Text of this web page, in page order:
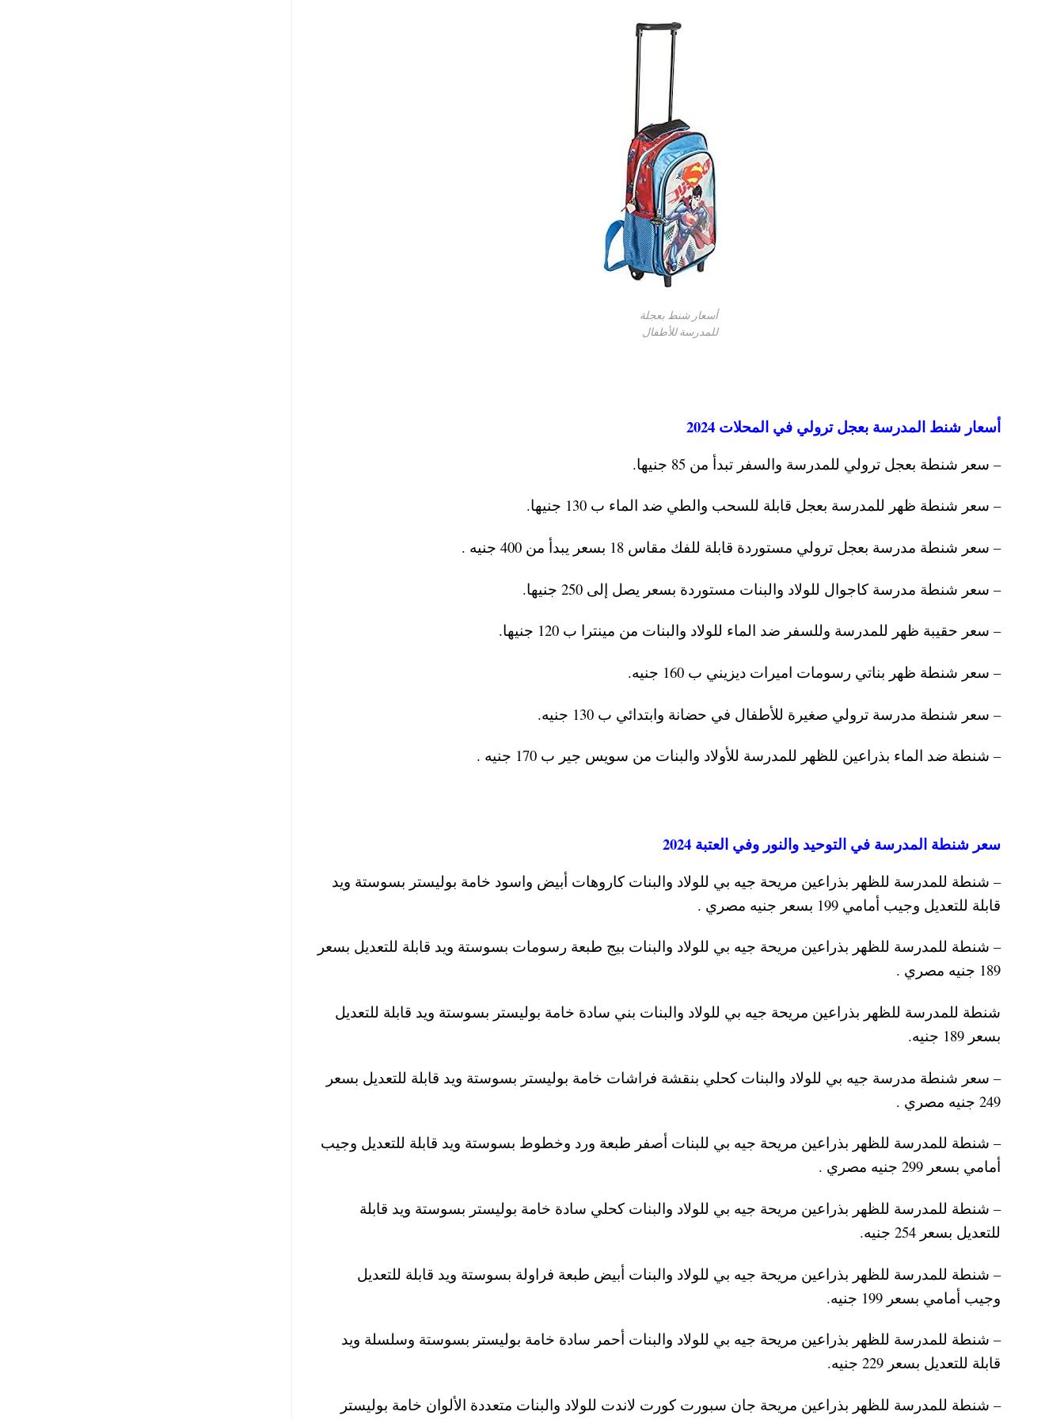
أسعار شنط بعجلة
للمدرسة للأطفال
أسعار شنط المدرسة بعجل ترولي في المحلات 2024
– سعر شنطة بعجل ترولي للمدرسة والسفر تبدأ من 85 جنيها.
– سعر شنطة ظهر للمدرسة بعجل قابلة للسحب والطي ضد الماء ب 130 جنيها.
– سعر شنطة مدرسة بعجل ترولي مستوردة قابلة للفك مقاس 18 بسعر يبدأ من 400 جنيه .
– سعر شنطة مدرسة كاجوال للولاد والبنات مستوردة بسعر يصل إلى 250 جنيها.
– سعر حقيبة ظهر للمدرسة وللسفر ضد الماء للولاد والبنات من مينترا ب 120 جنيها.
– سعر شنطة ظهر بناتي رسومات اميرات ديزيني ب 160 جنيه.
– سعر شنطة مدرسة ترولي صغيرة للأطفال في حضانة وابتدائي ب 130 جنيه.
– شنطة ضد الماء بذراعين للظهر للمدرسة للأولاد والبنات من سويس جير ب 170 جنيه .
سعر شنطة المدرسة في التوحيد والنور وفي العتبة 2024
– شنطة للمدرسة للظهر بذراعين مريحة جيه بي للولاد والبنات كاروهات أبيض واسود خامة بوليستر بسوستة ويد
قابلة للتعديل وجيب أمامي 199 بسعر جنيه مصري .
– شنطة للمدرسة للظهر بذراعين مريحة جيه بي للولاد والبنات بيج طبعة رسومات بسوستة ويد قابلة للتعديل بسعر
189 جنيه مصري .
شنطة للمدرسة للظهر بذراعين مريحة جيه بي للولاد والبنات بني سادة خامة بوليستر بسوستة ويد قابلة للتعديل
بسعر 189 جنيه.
– سعر شنطة مدرسة جيه بي للولاد والبنات كحلي بنقشة فراشات خامة بوليستر بسوستة ويد قابلة للتعديل بسعر
249 جنيه مصري .
– شنطة للمدرسة للظهر بذراعين مريحة جيه بي للبنات أصفر طبعة ورد وخطوط بسوستة ويد قابلة للتعديل وجيب
أمامي بسعر 299 جنيه مصري .
– شنطة للمدرسة للظهر بذراعين مريحة جيه بي للولاد والبنات كحلي سادة خامة بوليستر بسوستة ويد قابلة
للتعديل بسعر 254 جنيه.
– شنطة للمدرسة للظهر بذراعين مريحة جيه بي للولاد والبنات أبيض طبعة فراولة بسوستة ويد قابلة للتعديل
وجيب أمامي بسعر 199 جنيه.
– شنطة للمدرسة للظهر بذراعين مريحة جيه بي للولاد والبنات أحمر سادة خامة بوليستر بسوستة وسلسلة ويد
قابلة للتعديل بسعر 229 جنيه.
– شنطة للمدرسة للظهر بذراعين مريحة جان سبورت كورت لاندت للولاد والبنات متعددة الألوان خامة بوليستر